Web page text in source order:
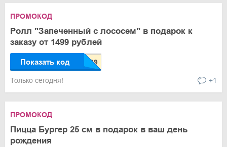
ПРОМОКОД
Ролл "Запеченный с лососем" в подарок к
заказу от 1499 рублей
Показать код
Только сегодня! +1
ПРОМОКОД
Пицца Бургер 25 см в подарок в ваш день
рождения